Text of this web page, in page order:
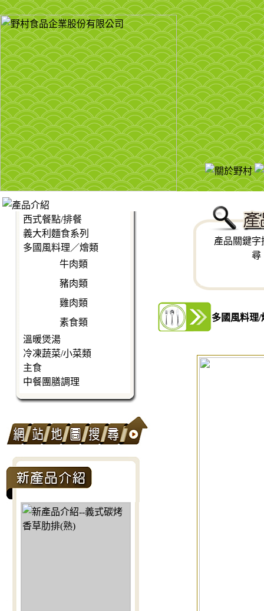
西式餐點/排餐
義大利麵食系列
多國風料理／燴類
牛肉類
豬肉類
雞肉類
素食類
溫暖煲湯
冷凍蔬菜/小菜類
主食
中餐團膳調理
產品關鍵字
尋
多國風料理/